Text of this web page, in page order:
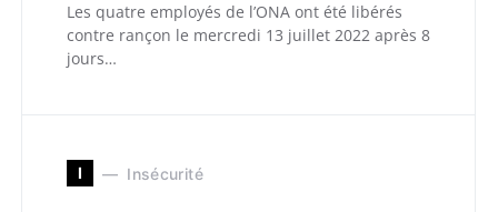
Les quatre employés de l’ONA ont été libérés
contre rançon le mercredi 13 juillet 2022 après 8
jours…
I Insécurité